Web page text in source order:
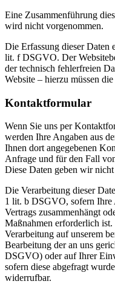
Eine Zusammenführung
wird nicht vorgenommen.
Die Erfassung dieser Daten
lit. f DSGVO. Der
der technisch fehlerfreien
Website – hierzu müssen
Kontaktformular
Wenn Sie uns per
werden Ihre Angaben aus
Ihnen dort angegebenen
Anfrage und für den Fall
Diese Daten geben wir
Die Verarbeitung dieser
1 lit. b DSGVO, sofern Ihre
Vertrags zusammenhängt
Maßnahmen erforderlich
Verarbeitung auf unserem
Bearbeitung der an uns
DSGVO) oder auf Ihrer
sofern diese abgefragt
widerrufbar.